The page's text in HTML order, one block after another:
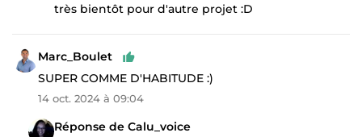
très bientôt pour d'autre projet :D
Marc_Boulet
SUPER COMME D'HABITUDE :)
14 oct. 2024 à 09:04
Réponse de Calu_voice